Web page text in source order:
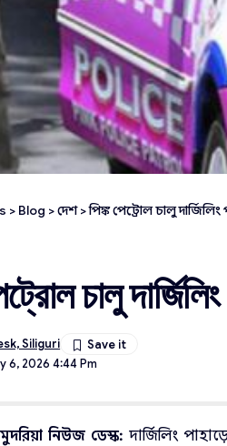
> Blog >দেশ>পিঙ্ক পেট্রোল চালু
চালু
6, 2026 4:44 Pm
Siliguri
নিউজ ডেস্ক: দার্জিলিং